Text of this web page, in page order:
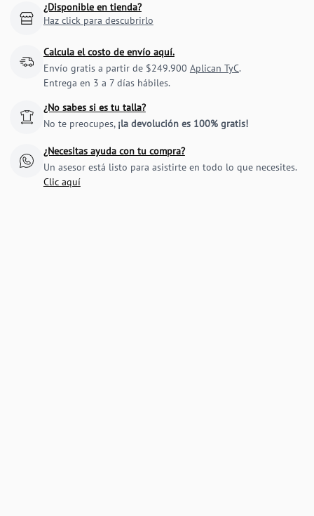
¿Disponible en tienda?
Haz click para descubrirlo
Calcula el costo de envío aquí.
Envío gratis a partir de $249.900 Aplican TyC.
Entrega en 3 a 7 días hábiles.
¿No sabes si es tu talla?
No te preocupes, ¡la devolución es 100% gratis!
¿Necesitas ayuda con tu compra?
Un asesor está listo para asistirte en todo lo que necesites.
Clic aquí